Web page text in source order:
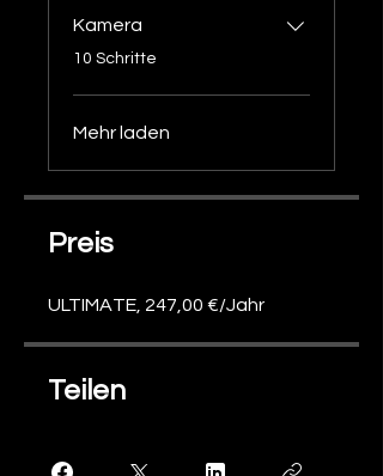
Kamera
.10 Schritte
Mehr laden
Preis
ULTIMATE, 247,00 €/Jahr
Teilen